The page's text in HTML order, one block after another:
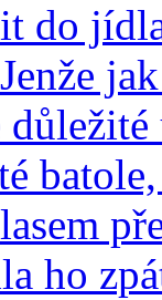
do
ho